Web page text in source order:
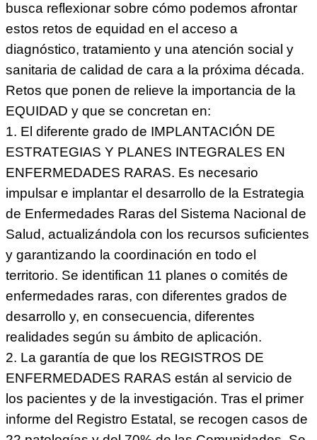
busca reflexionar sobre cómo podemos afrontar
estos retos de equidad en el acceso a
diagnóstico, tratamiento y una atención social y
sanitaria de calidad de cara a la próxima década.
Retos que ponen de relieve la importancia de la
EQUIDAD y que se concretan en:
1. El diferente grado de IMPLANTACIÓN DE
ESTRATEGIAS Y PLANES INTEGRALES EN
ENFERMEDADES RARAS. Es necesario
impulsar e implantar el desarrollo de la Estrategia
de Enfermedades Raras del Sistema Nacional de
Salud, actualizándola con los recursos suficientes
y garantizando la coordinación en todo el
territorio. Se identifican 11 planes o comités de
enfermedades raras, con diferentes grados de
desarrollo y, en consecuencia, diferentes
realidades según su ámbito de aplicación.
2. La garantía de que los REGISTROS DE
ENFERMEDADES RARAS están al servicio de
los pacientes y de la investigación. Tras el primer
informe del Registro Estatal, se recogen casos de